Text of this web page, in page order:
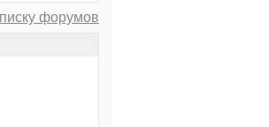
форумов